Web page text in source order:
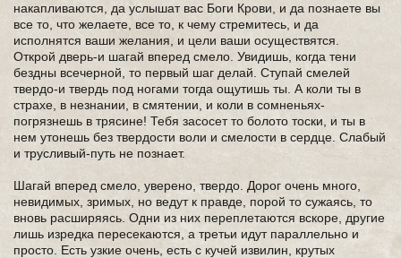
накапливаются, да услышат вас Боги Крови, и да познаете вы
все то, что желаете, все то, к чему стремитесь, и да
исполнятся ваши желания, и цели ваши осуществятся.
Открой дверь-и шагай вперед смело. Увидишь, когда тени
бездны всечерной, то первый шаг делай. Ступай смелей
твердо-и твердь под ногами тогда ощутишь ты. А коли ты в
страхе, в незнании, в смятении, и коли в сомненьях-
погрязнешь в трясине! Тебя засосет то болото тоски, и ты в
нем утонешь без твердости воли и смелости в сердце. Слабый
и трусливый-путь не познает.
Шагай вперед смело, уверено, твердо. Дорог очень много,
невидимых, зримых, но ведут к правде, порой то сужаясь, то
вновь расширяясь. Одни из них переплетаются вскоре, другие
лишь изредка пересекаются, а третьи идут параллельно и
просто. Есть узкие очень, есть с кучей извилин, крутых